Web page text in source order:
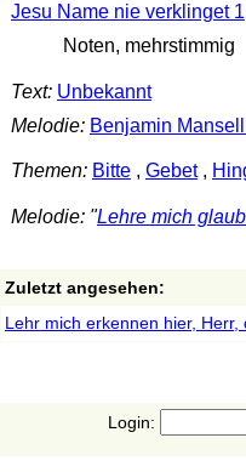
Jesu Name nie verklinget 1
Noten, mehrstimmig
Text: Unbekannt
Melodie: Benjamin
Themen: Bitte, Gebet,
Melodie: "Lehre mich
Zuletzt angesehen:
Lehr mich erkennen hier, Herr,
Login: